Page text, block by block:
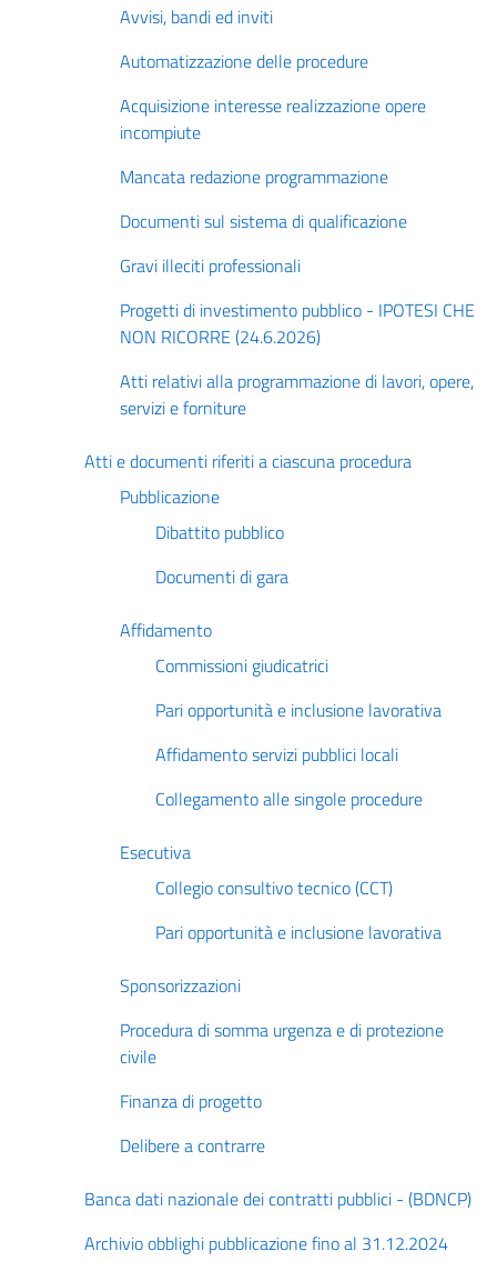
Avvisi, bandi ed inviti
Automatizzazione delle procedure
Acquisizione interesse realizzazione opere
incompiute
Mancata redazione programmazione
Documenti sul sistema di qualificazione
Gravi illeciti professionali
Progetti di investimento pubblico - IPOTESI CHE
NON RICORRE (24.6.2026)
Atti relativi alla programmazione di lavori, opere,
servizi e forniture
Atti e documenti riferiti a ciascuna procedura
Pubblicazione
Dibattito pubblico
Documenti di gara
Affidamento
Commissioni giudicatrici
Pari opportunità e inclusione lavorativa
Affidamento servizi pubblici locali
Collegamento alle singole procedure
Esecutiva
Collegio consultivo tecnico (CCT)
Pari opportunità e inclusione lavorativa
Sponsorizzazioni
Procedura di somma urgenza e di protezione
civile
Finanza di progetto
Delibere a contrarre
Banca dati nazionale dei contratti pubblici - (BDNCP)
Archivio obblighi pubblicazione fino al 31.12.2024